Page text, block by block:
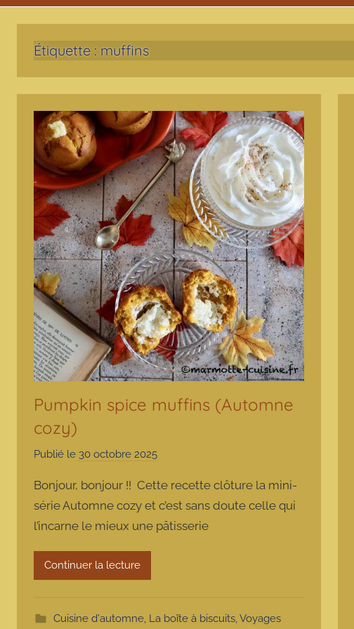
Étiquette : muffins
Pumpkin spice muffins (Automne
cozy)
Publié le 30 octobre 2025
r
m
a
t
Bonjour, bonjour !! Cette recette clôture la mini-
série Automne cozy et c’est sans doute celle qui
l’incarne le mieux une pâtisserie
Continuer la lecture
Cuisine d'automne, La boîte à biscuits,Voyages